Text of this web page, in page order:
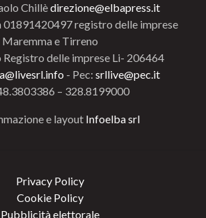
Chillèdirezione@elbapress.it
01891420497 registro delle imprese
Maremma e Tirreno
Registro delle imprese Li- 206464
- Pec: srllive@pec.it
– 328.8199000
e layout Infoelba srl
Privacy Policy
Cookie Policy
Pubblicità elettorale